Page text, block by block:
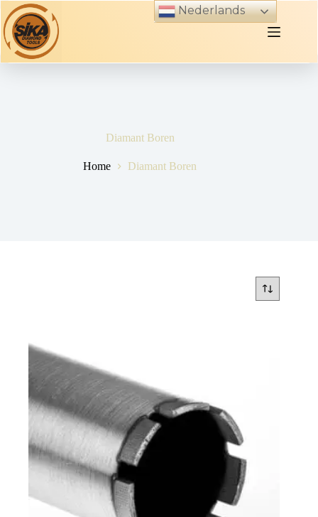
Skip
to
content
Diamant Boren
Home Diamant Boren
Nederlands